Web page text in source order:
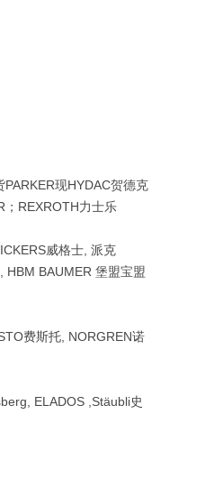
现HYDAC贺德克
；REXROTH力士乐
威格士, 派克
HBM BAUMER 堡盟宝盟
费斯托, NORGREN诺
ELADOS ,Stäubli史